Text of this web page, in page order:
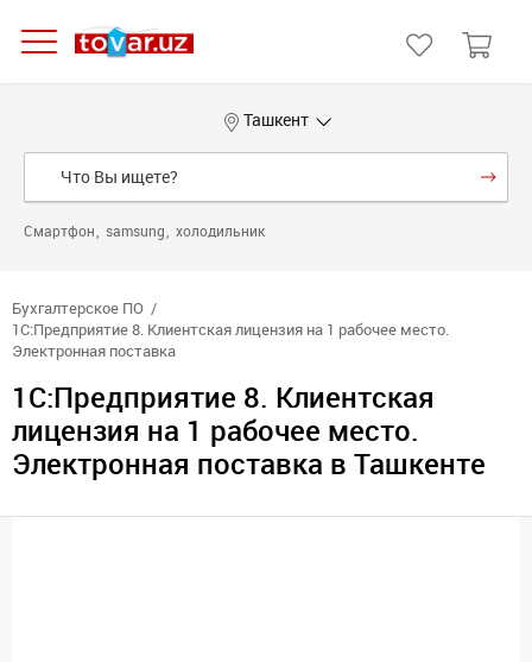
Ташкент
Смартфон samsung холодильник
Бухгалтерское ПО
1С:Предприятие 8. Клиентская лицензия на 1 рабочее место.
Электронная поставка
1С:Предприятие 8. Клиентская
лицензия на 1 рабочее место.
Электронная поставка в Ташкенте